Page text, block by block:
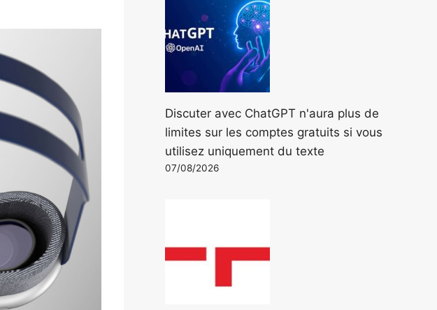
Discuter avec ChatGPT n'aura plus de
limites sur les comptes gratuits si vous
utilisez uniquement du texte
07/08/2026